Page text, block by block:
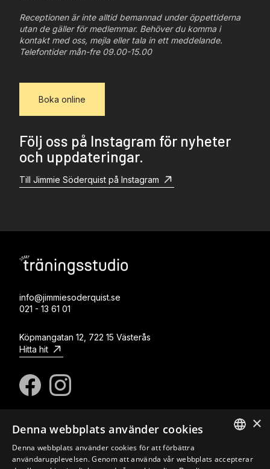
Receptionen är inte alltid bemannad under öppettiderna
utan de gäller för medlemmar. Behöver du komma i
kontakt med oss, mejla eller tala in ett meddelande.
Telefontider mån-fre 09.00-15.00
Boka online
Följ oss på Instagram för nyheter
och uppdateringar.
Till Jimmie Söderquist på Instagram
info@jimmiesoderquist.se
021 - 13 61 01
Köpmangatan 12, 722 15 Västerås
Hitta hit
© Copyright Jimmie Söderquist Massage & Träning
SWEDISH
×
Denna webbplats använder cookies
Denna webbplats använder cookies för att förbättra
användarupplevelsen. Genom att använda vår webbplats accepterar